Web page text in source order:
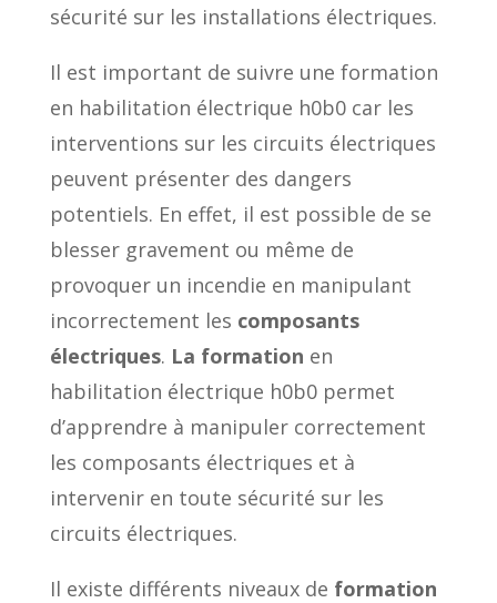
sécurité sur les installations électriques.
Il est important de suivre une formation
en habilitation électrique h0b0 car les
interventions sur les circuits électriques
peuvent présenter des dangers
potentiels. En effet, il est possible de se
blesser gravement ou même de
provoquer un incendie en manipulant
incorrectement les composants
électriques. La formation en
habilitation électrique h0b0 permet
d’apprendre à manipuler correctement
les composants électriques et à
intervenir en toute sécurité sur les
circuits électriques.
Il existe différents niveaux de formation